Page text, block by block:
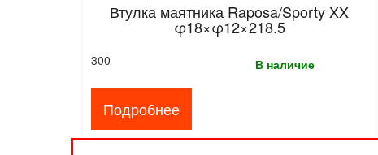
Втулка маятника Raposa/Sporty XX
φ18×φ12×218.5
В наличие
300
Подробнее